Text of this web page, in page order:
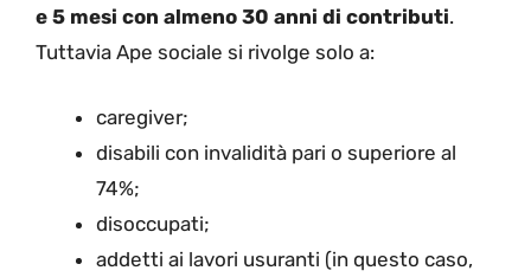
e 5 mesi con almeno 30 anni di contributi.
Tuttavia Ape sociale si rivolge solo a:
caregiver;
disabili con invalidità pari o superiore al
74%;
disoccupati;
addetti ai lavori usuranti (in questo caso,